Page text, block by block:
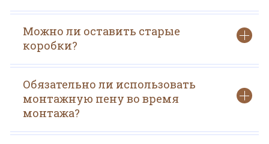
Можно ли оставить старые
коробки?
Обязательно ли использовать
монтажную пену во время
монтажа?